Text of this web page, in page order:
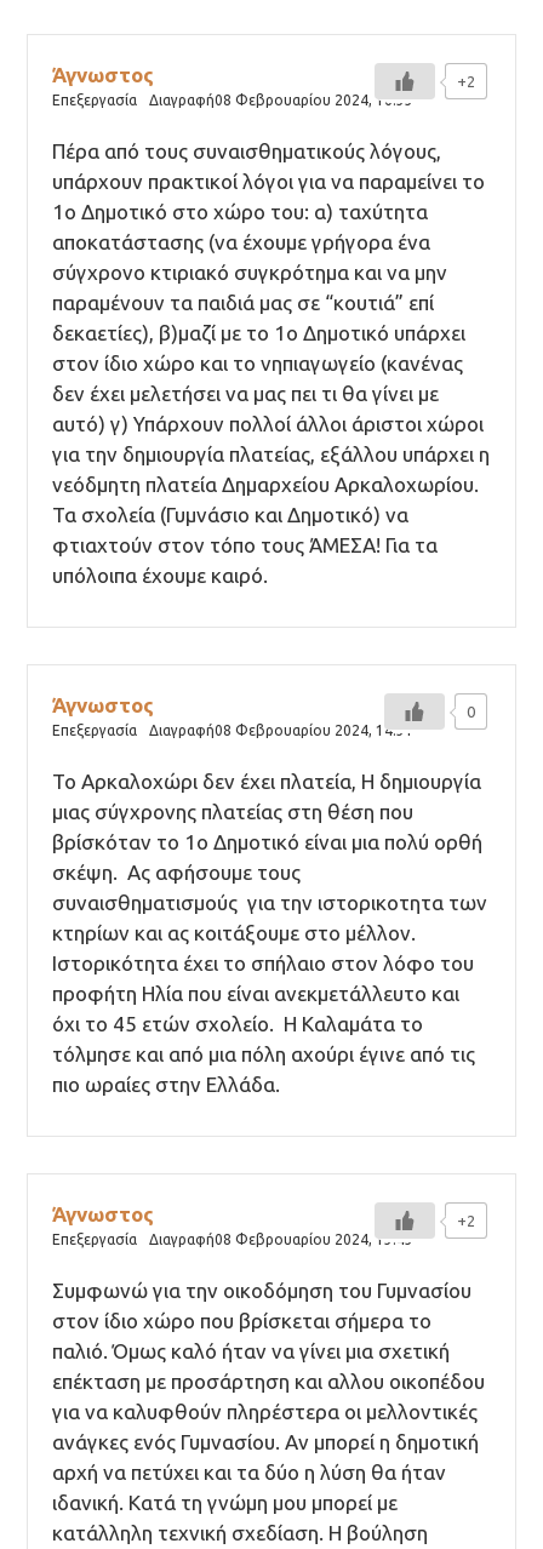
Άγνωστος
Επεξεργασία Διαγραφή08 Φεβρουαρίου 2024,16:33
Πέρα από τους συναισθηματικούς λόγους,
υπάρχουν πρακτικοί λόγοι για να παραμείνει το
1ο Δημοτικό στο χώρο του: α) ταχύτητα
αποκατάστασης (να έχουμε γρήγορα ένα
σύγχρονο κτιριακό συγκρότημα και να μην
παραμένουν τα παιδιά μας σε “κουτιά” επί
δεκαετίες), β)μαζί με το 1ο Δημοτικό υπάρχει
στον ίδιο χώρο και το νηπιαγωγείο (κανένας
δεν έχει μελετήσει να μας πει τι θα γίνει με
αυτό) γ) Υπάρχουν πολλοί άλλοι άριστοι χώροι
για την δημιουργία πλατείας, εξάλλου υπάρχει η
νεόδμητη πλατεία Δημαρχείου Αρκαλοχωρίου.
Τα σχολεία (Γυμνάσιο και Δημοτικό) να
φτιαχτούν στον τόπο τους ΆΜΕΣΑ! Για τα
υπόλοιπα έχουμε καιρό.
+2
Άγνωστος
Επεξεργασία Διαγραφή08 Φεβρουαρίου 2024,14:31
Το Αρκαλοχώρι δεν έχει πλατεία, Η δημιουργία
μιας σύγχρονης πλατείας στη θέση που
βρίσκόταν το 1ο Δημοτικό είναι μια πολύ ορθή
σκέψη. Ας αφήσουμε τους
συναισθηματισμούς για την ιστορικοτητα των
κτηρίων και ας κοιτάξουμε στο μέλλον.
Ιστορικότητα έχει το σπήλαιο στον λόφο του
προφήτη Ηλία που είναι ανεκμετάλλευτο και
όχι το 45 ετών σχολείο. Η Καλαμάτα το
τόλμησε και από μια πόλη αχούρι έγινε από τις
πιο ωραίες στην Ελλάδα.
0
Άγνωστος
Επεξεργασία Διαγραφή08 Φεβρουαρίου 2024,13:43
Συμφωνώ για την οικοδόμηση του Γυμνασίου
στον ίδιο χώρο που βρίσκεται σήμερα το
παλιό. Όμως καλό ήταν να γίνει μια σχετική
επέκταση με προσάρτηση και αλλου οικοπέδου
για να καλυφθούν πληρέστερα οι μελλοντικές
ανάγκες ενός Γυμνασίου. Αν μπορεί η δημοτική
αρχή να πετύχει και τα δύο η λύση θα ήταν
ιδανική. Κατά τη γνώμη μου μπορεί με
κατάλληλη τεχνική σχεδίαση. Η βούληση
+2